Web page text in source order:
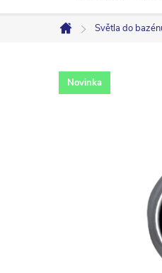
Domů
Světla do
Novinka